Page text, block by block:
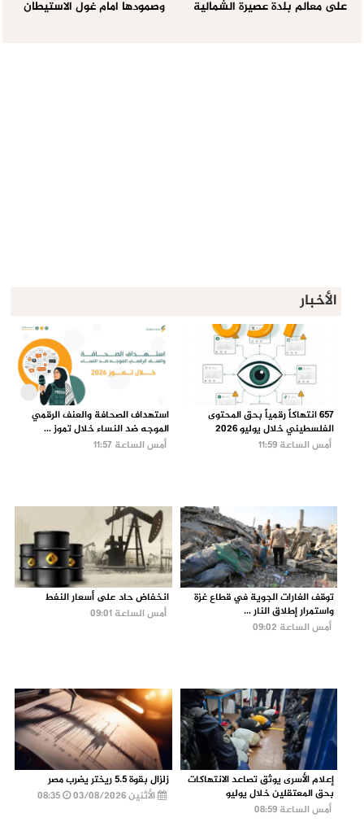
على معالم بلدة عصيرة الشمالية
وصمودها امام غول الاستيطان
الأخبار
657 انتهاكاً رقمياً بحق المحتوى
الفلسطيني خلال يوليو 2026
أمس الساعة 11:59
استهداف الصحافة والعنف الرقمي
الموجه ضد النساء خلال تموز ...
أمس الساعة 11:57
توقف الغارات الجوية في قطاع غزة
واستمرار إطلاق النار ...
أمس الساعة 09:02
انخفاض حاد على أسعار النفط
أمس الساعة 09:01
إعلام الأسرى يوثق تصاعد الانتهاكات
بحق المعتقلين خلال يوليو
أمس الساعة 08:59
زلزال بقوة 5.5 ريختر يضرب مصر
الأثنين 03/08/2026
08:35